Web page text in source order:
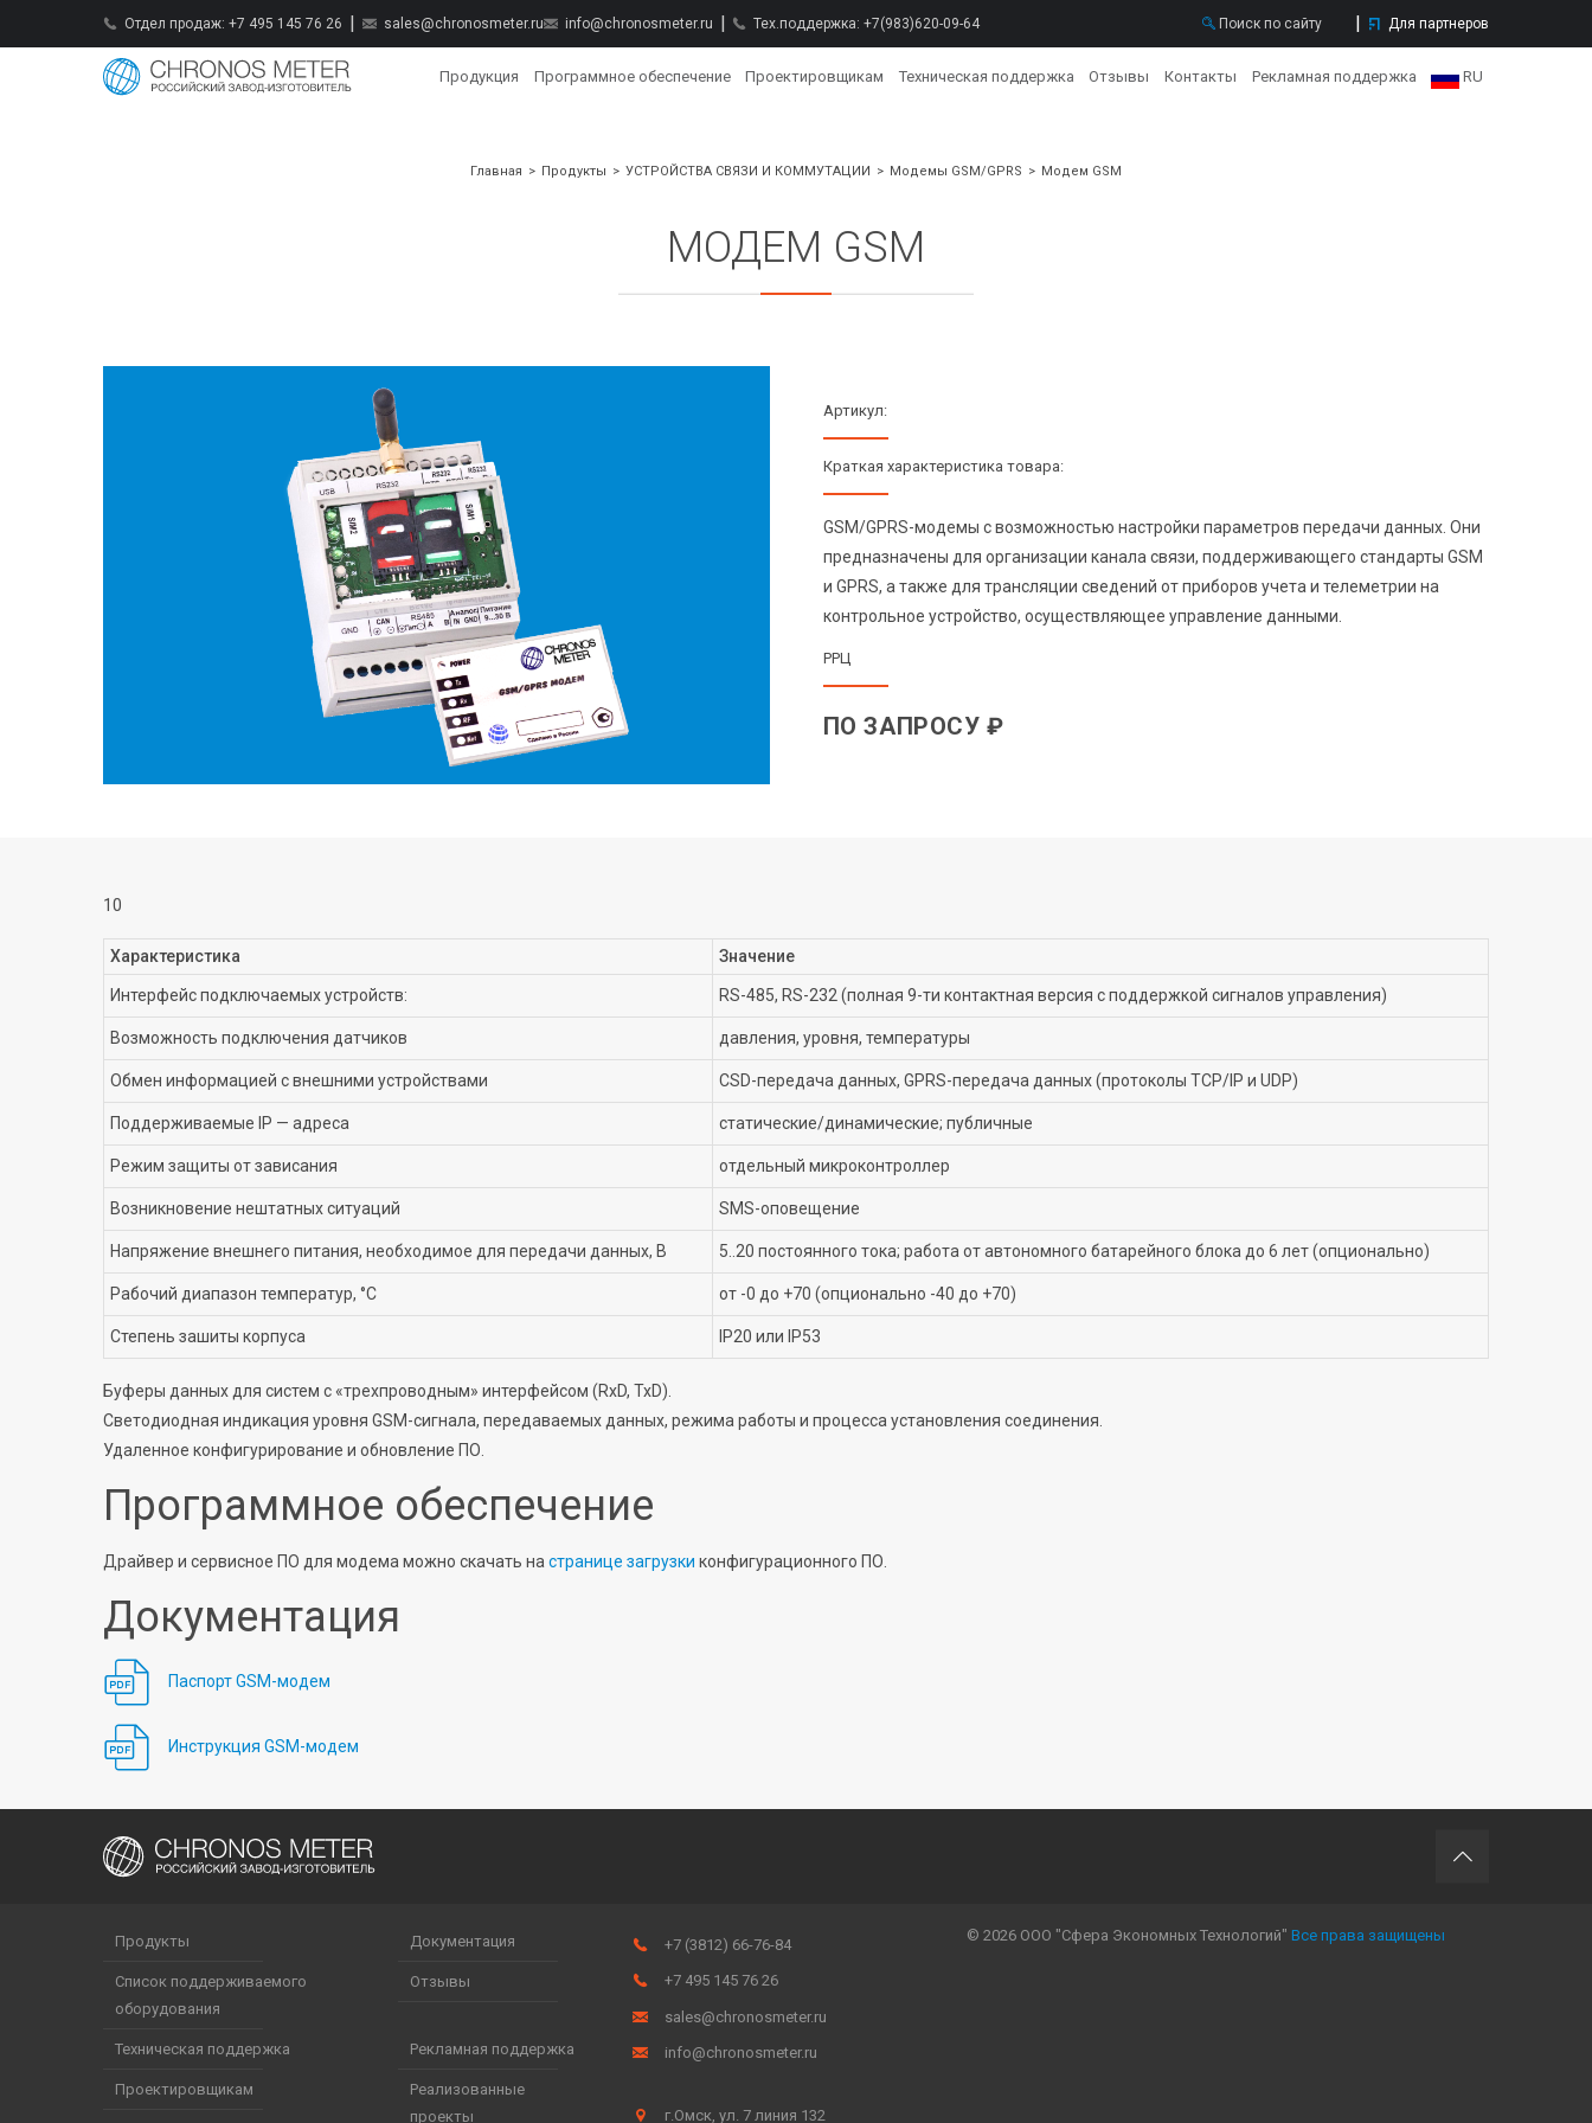
Отдел продаж: +7 495 145 76 26 sales@chronosmeter.ru info@chronosmeter.ru Тех.поддержка:+7(983)620-09-64 Для партнеров
Продукция Программное обеспечение Проектировщикам Техническая поддержка Отзывы Контакты Рекламная поддержка RU
Главная Продукты УСТРОЙСТВА СВЯЗИ И КОММУТАЦИИ Модемы GSM/GPRS Модем GSM
МОДЕМ GSM
Артикул:
Краткая характеристика товара:
GSM/GPRS-модемы с возможностью настройки параметров передачи данных. Они
предназначены для организации канала связи, поддерживающего стандарты GSM
и GPRS, а также для трансляции сведений от приборов учета и телеметрии на
контрольное устройство, осуществляющее управление данными.
РРЦ
ПО ЗАПРОСУ ₽
10
Характеристика Значение
Интерфейс подключаемых устройств: RS-485, RS-232 (полная 9-ти контактная версия с поддержкой сигналов управления)
Возможность подключения датчиков давления, уровня, температуры
Обмен информацией с внешними устройствами CSD-передача данных, GPRS-передача данных (протоколы TCP/IP и UDP)
Поддерживаемые IP — адреса статические/динамические; публичные
Режим защиты от зависания отдельный микроконтроллер
Возникновение нештатных ситуаций SMS-оповещение
Напряжение внешнего питания, необходимое для передачи данных, В 5..20 постоянного тока; работа от автономного батарейного блока до 6 лет (опционально)
Рабочий диапазон температур, °С от -0 до +70 (опционально -40 до +70)
Степень зашиты корпуса IP20 или IP53
Буферы данных для систем с «трехпроводным» интерфейсом (RxD, TxD).
Светодиодная индикация уровня GSM-сигнала, передаваемых данных, режима работы и процесса установления соединения.
Удаленное конфигурирование и обновление ПО.
Программное обеспечение
Драйвер и сервисное ПО для модема можно скачать на странице загрузки конфигурационного ПО.
Документация
Паспорт GSM-модем
Инструкция GSM-модем
Продукты Документация
Список поддерживаемого
оборудования
Отзывы
Техническая поддержка Рекламная поддержка
Проектировщикам
Реализованные
проекты
+7 (3812) 66-76-84
+7 495 145 76 26
sales@chronosmeter.ru
info@chronosmeter.ru
г.Омск, ул. 7 линия 132
© 2026 ООО "Сфера Экономных Технологий" Все права защищены